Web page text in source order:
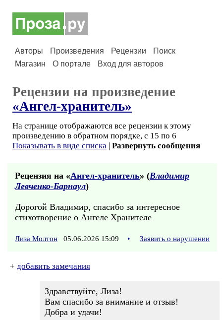
Авторы Произведения Рецензии
Поиск
Магазин
О портале Вход для авторов
Рецензии на произведение
«Ангел-хранитель»
На странице отображаются все рецензии к этому
произведению в обратном порядке, с 15 по 6
Показывать в виде списка | Развернуть сообщения
Рецензия на «Ангел-хранитель» (Владимир
Левченко-Барнаул)
Дорогой Владимир, спасибо за интересное
стихотворение о Ангеле Хранителе
Лиза Молтон 05.06.2026 15:09 • Заявить о нарушении
+ добавить замечания
Здравствуйте, Лиза!
Вам спасибо за внимание и отзыв!
Добра и удачи!